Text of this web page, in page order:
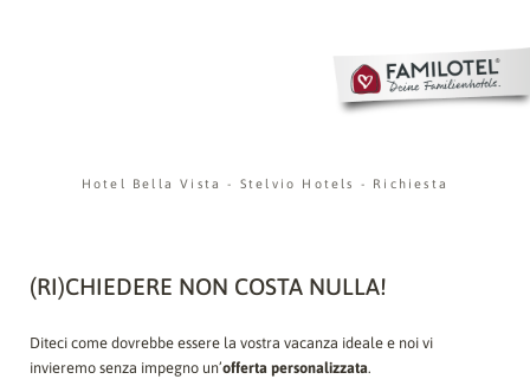
Hotel Bella Vista- Stelvio Hotels - Richiesta
(RI)CHIEDERE NON COSTA NULLA!
Diteci come dovrebbe essere la vostra vacanza ideale e noi vi
invieremo senza impegno un’offerta personalizzata.